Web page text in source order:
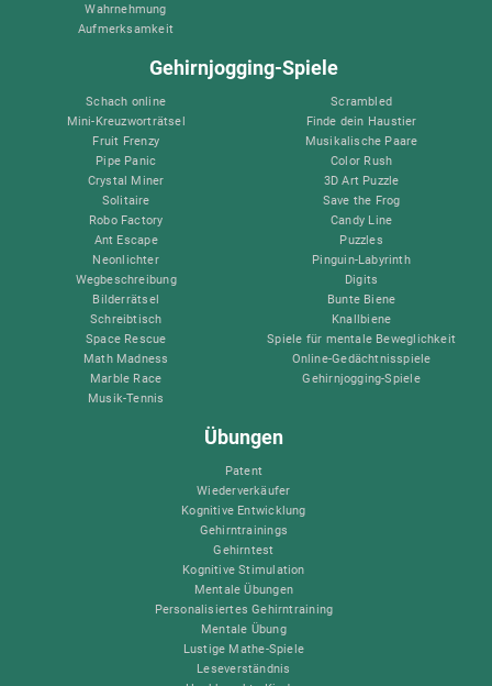
Wahrnehmung
Aufmerksamkeit
Gehirnjogging-Spiele
Schach online
Mini-Kreuzworträtsel
Fruit Frenzy
Pipe Panic
Crystal Miner
Solitaire
Robo Factory
Ant Escape
Neonlichter
Wegbeschreibung
Bilderrätsel
Schreibtisch
Space Rescue
Math Madness
Marble Race
Musik-Tennis
Scrambled
Finde dein Haustier
Musikalische Paare
Color Rush
3D Art Puzzle
Save the Frog
Candy Line
Puzzles
Pinguin-Labyrinth
Digits
Bunte Biene
Knallbiene
Spiele für mentale Beweglichkeit
Online-Gedächtnisspiele
Gehirnjogging-Spiele
Übungen
Patent
Wiederverkäufer
Kognitive Entwicklung
Gehirntrainings
Gehirntest
Kognitive Stimulation
Mentale Übungen
Personalisiertes Gehirntraining
Mentale Übung
Lustige Mathe-Spiele
Leseverständnis